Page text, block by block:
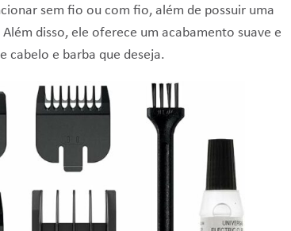
sem fio ou com fio, além de possuir uma
disso, ele oferece um acabamento suave e
cabelo e barba que deseja.